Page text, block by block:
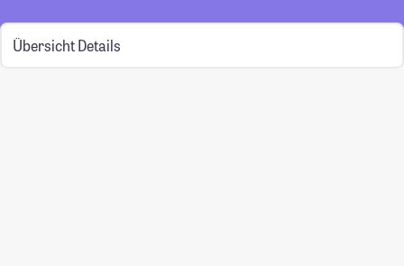
Übersicht Details